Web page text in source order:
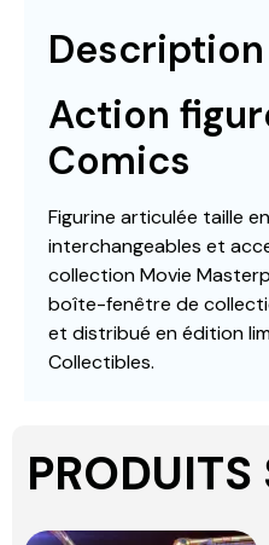
Description
Action
Comics
Figurine articulée taille
interchangeables et
collection Movie
boîte-fenêtre de
et distribué en édition
Collectibles.